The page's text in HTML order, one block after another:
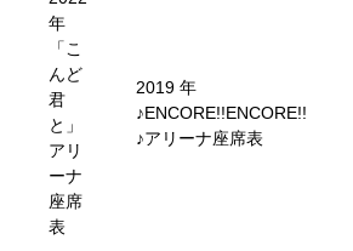
年
「こ
んど
君
と」
アリ
ーナ
座席
表
2019 年
♪ENCORE!!ENCORE!!
♪アリーナ座席表